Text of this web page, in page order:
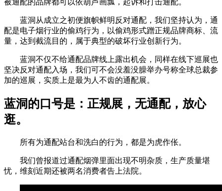
被通配的品牌都可以依葫芦画瓢，起诉和打击通配。
蓝洞从成立之初便旗帜鲜明反对通配，我们坚持认为，通
配是电子烟行业的偷鸡行为，以偷鸡形式蹭正规品牌商标、流
量，达到截流目的，属于典型的破坏行业创新行为。
蓝洞不仅不给通配品牌线上露出机会，同样在线下巡展也
坚决反对通配入场，我们可不会没羞没臊举办号称全球总裁参
加的巡展，实质上是最为人不齿的通配展。
蓝洞的口号是：正规展，无通配，放心
逛。
所有为通配站台和洗白的行为，都是为虎作伥。
我们曾报道过通配烟弹里面出现不明杂质，生产质量堪
忧，维刻近期还被两名消费者告上法院。